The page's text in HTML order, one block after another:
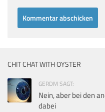
CHIT CHAT WITH OYSTER
GERDM SAGT:
Nein, aber bei den
dabei